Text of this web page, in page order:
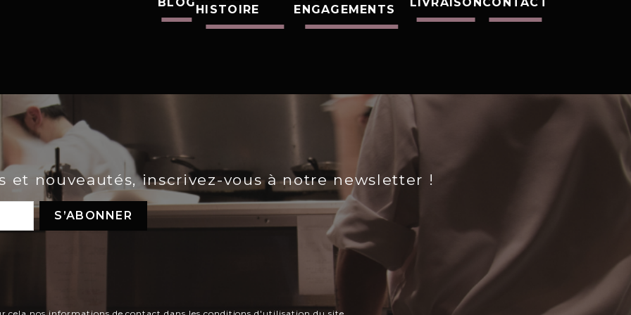
HISTOIRE
ENGAGEMENTS
et nouveautés, inscrivez-vous à notre newsletter !